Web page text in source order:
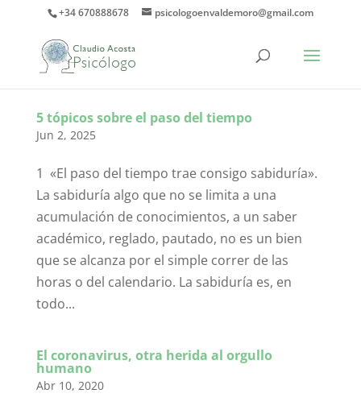
+34 670888678 psicologoenvaldemoro@gmail.com
5 tópicos sobre el paso del tiempo
Jun 2, 2025
1 «El paso del tiempo trae consigo sabiduría».
La sabiduría algo que no se limita a una
acumulación de conocimientos, a un saber
académico, reglado, pautado, no es un bien
que se alcanza por el simple correr de las
horas o del calendario. La sabiduría es, en
todo...
El coronavirus, otra herida al orgullo
humano
Abr 10, 2020